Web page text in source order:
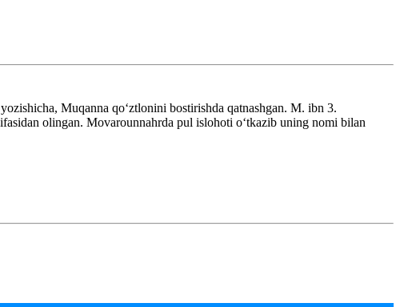
Muqanna qoʻztlonini bostirishda qatnashgan. M. ibn 3.
olingan. Movarounnahrda pul islohoti oʻtkazib uning nomi bilan